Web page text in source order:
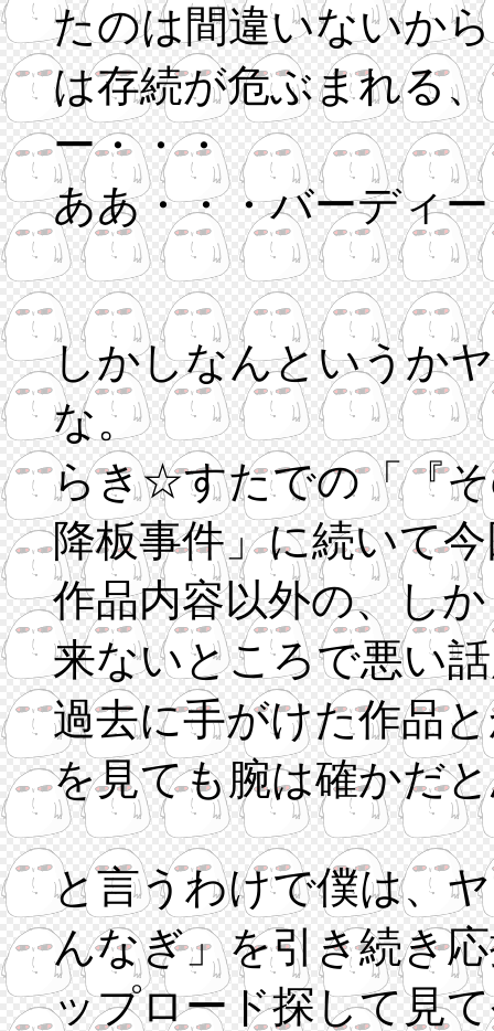
たのは間違いないか
は存続が危ぶまれる
ー・・・
ああ・・・バーディ
しかしなんというか
な。
らき☆すたでの「『
降板事件」に続いて
作品内容以外の、し
来ないところで悪い
過去に手がけた作品
を見ても腕は確かだ
と言うわけで僕は、
んなぎ」を引き続き
ップロード探して見